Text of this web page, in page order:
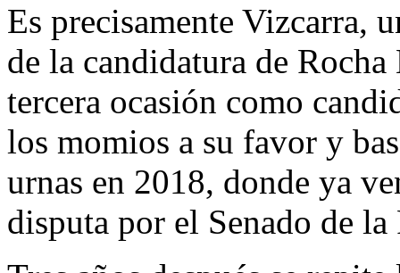
Es precisamente Vizcarra,
de la candidatura de
tercera ocasión como
los momios a su favor y
urnas en 2018, donde ya
disputa por el Senado de